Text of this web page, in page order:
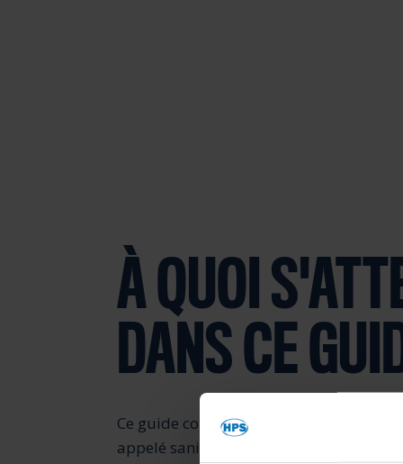
À QUOI
DANS CE
Ce guide comprend un aperçu du
appelé sanitaire) pour les fabricants de